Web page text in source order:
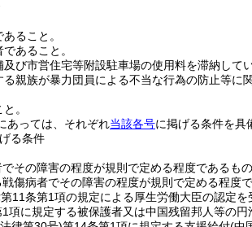
ること。
あること。
び市営住宅等附設駐車場の使用料を滞納してい
親族が暴力団員による不当な行為の防止等に
。
あっては、それぞれ当該各号に掲げる条件を具
る条件
その障害の程度が規則で定める程度であるもの
傷病者でその障害の程度が規則で定める程度
11条第1項の規定による厚生労働大臣の認定を
項に規定する被保護者又は中国残留邦人等の